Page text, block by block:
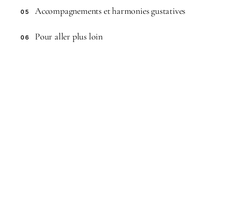
05 Accompagnements et harmonies gustatives
06 Pour aller plus loin